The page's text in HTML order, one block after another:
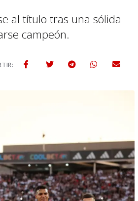
al título tras una sólida
campeón.